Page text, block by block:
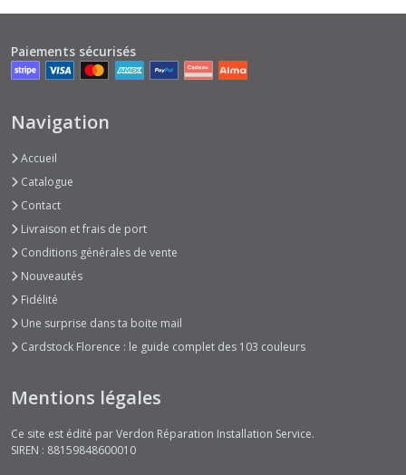
Paiements sécurisés
Navigation
Accueil
Catalogue
Contact
Livraison et frais de port
Conditions générales de vente
Nouveautés
Fidélité
Une surprise dans ta boite mail
Cardstock Florence : le guide complet des 103 couleurs
Mentions légales
Ce site est édité par Verdon Réparation Installation Service.
SIREN : 88159848600010